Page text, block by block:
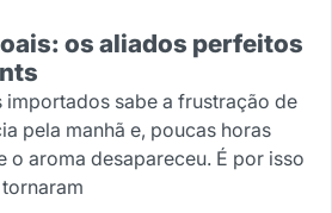
os aliados perfeitos
importados sabe a frustração de
pela manhã e, poucas horas
o aroma desapareceu. É por isso